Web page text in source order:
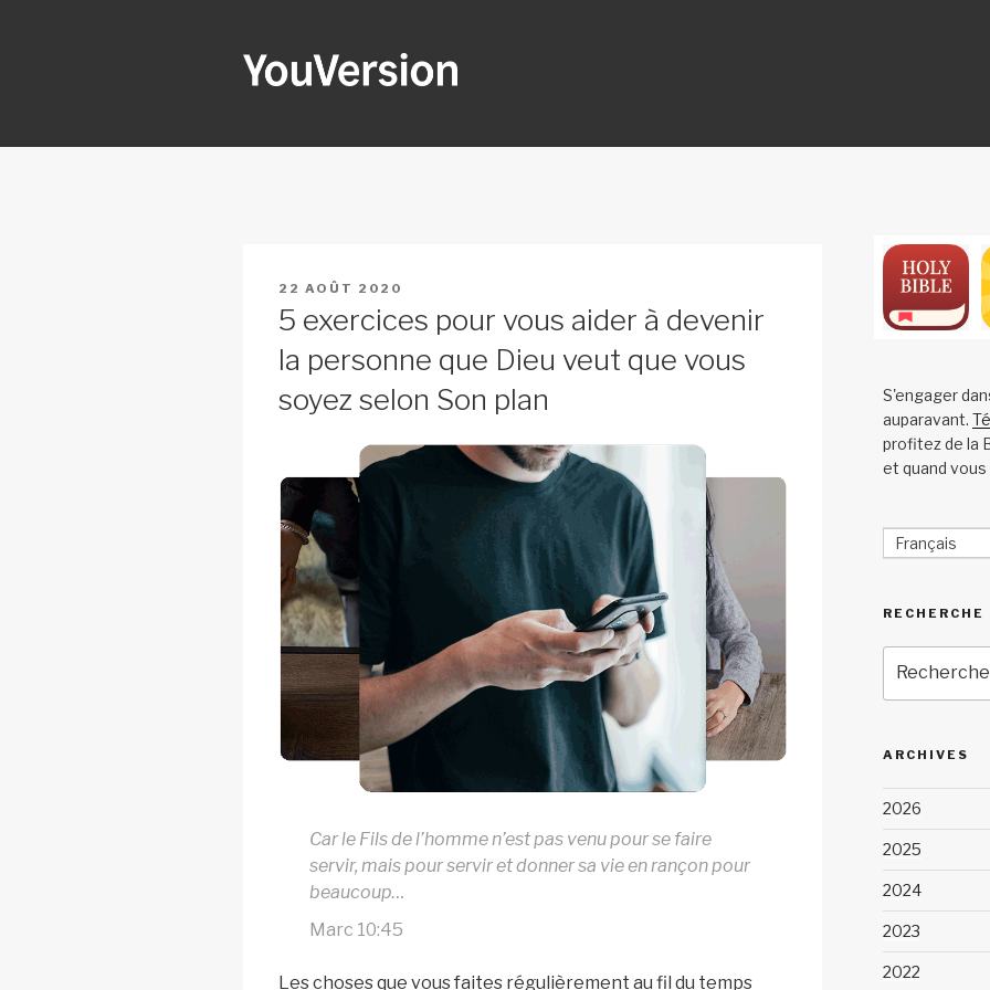
PUBLIÉ
22 AOÛT 2020
5 exercices pour vous aider à devenir
la personne que Dieu veut que vous
soyez selon Son plan
Car le Fils de l’homme n’est pas venu pour se faire
servir, mais pour servir et donner sa vie en rançon pour
beaucoup…
Marc 10:45
Les choses que vous faites régulièrement au fil du temps
S'engager
auparavant.
profitez de la
et quand vous
Français
RECHERCHE
pour
:
ARCHIVES
2026
2025
2024
2023
2022